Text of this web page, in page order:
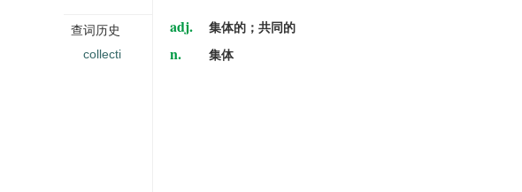
adj. 集体的；共同的
n. 集体
查词历史
collecti